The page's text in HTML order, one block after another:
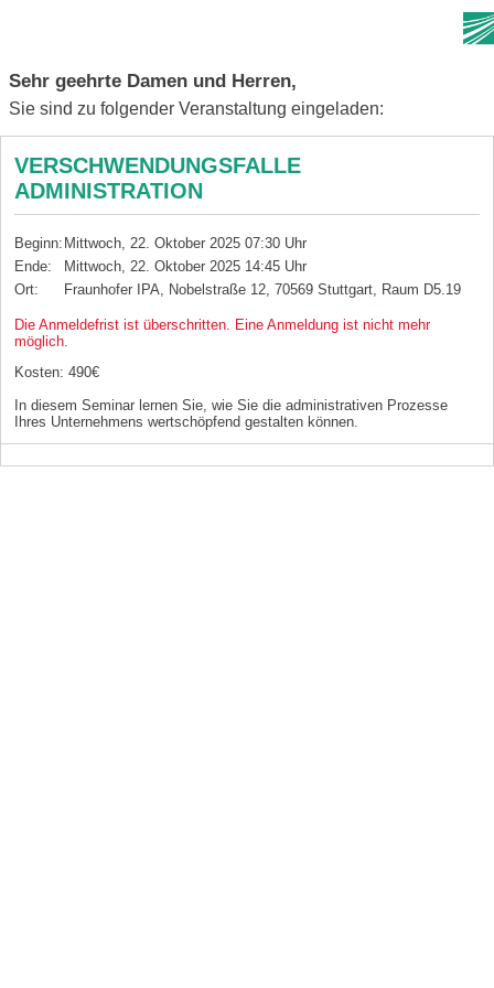
Sehr geehrte Damen und Herren,
Sie sind zu folgender Veranstaltung eingeladen:
VERSCHWENDUNGSFALLE
ADMINISTRATION
Beginn: Mittwoch, 22. Oktober 2025 07:30 Uhr
Ende:
Mittwoch, 22. Oktober 2025 14:45 Uhr
Ort:
Fraunhofer IPA, Nobelstraße 12, 70569 Stuttgart, Raum D5.19
Die Anmeldefrist ist überschritten. Eine Anmeldung ist nicht mehr
möglich.
Kosten: 490€
In diesem Seminar lernen Sie, wie Sie die administrativen Prozesse
Ihres Unternehmens wertschöpfend gestalten können.